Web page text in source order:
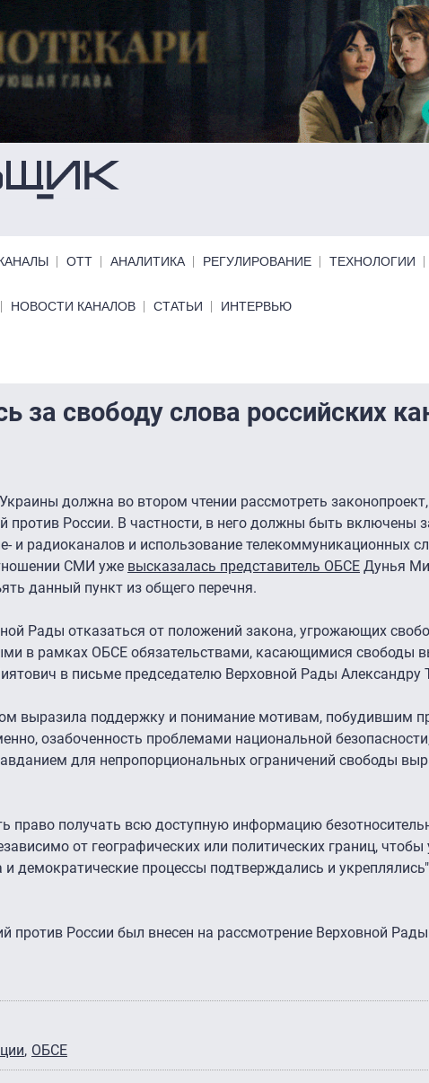
ОТТ АНАЛИТИКА РЕГУЛИРОВАНИЕ ТЕХНОЛОГИИ
НОВОСТИ КАНАЛОВ СТАТЬИ ИНТЕРВЬЮ
за свободу слова российских
должна во втором чтении рассмотреть
против России. В частности, в него должны быть включены
и радиоканалов и использование телекоммуникационных
СМИ уже высказалась представитель ОБСЕ Дунья
данный пункт из общего перечня.
Рады отказаться от положений закона, угрожающих
в рамках ОБСЕ обязательствами, касающимися свободы
в письме председателю Верховной Рады Александру
выразила поддержку и понимание мотивам, побудившим
озабоченность проблемами национальной
для непропорциональных ограничений свободы
право получать всю доступную информацию
от географических или политических границ, чтобы
демократические процессы подтверждались и
против России был внесен на рассмотрение Верховной
ОБСЕ